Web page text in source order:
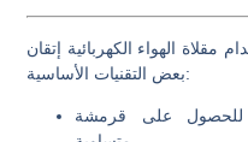
الهواء الكهربائية إتقان
بعض التقنيات الأساسية:
للحصول على قرمشة